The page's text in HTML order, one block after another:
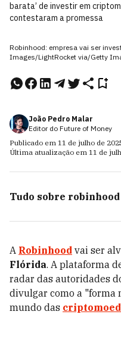
barata’ de investir em
contestaram a promessa
Robinhood: empresa vai ser
Images/LightRocket via/Getty
João Pedro Malar
Editor do Future of Money
Publicado em 11 de julho de
Última atualização em 11 de
Tudo sobre robinhood
A Robinhood vai ser
Flórida. A plataforma
radar das autoridades
divulgar como a "forma
mundo das